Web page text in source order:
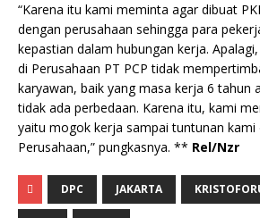
“Karena itu kami meminta agar dibuat
dengan perusahaan sehingga para
kepastian dalam hubungan kerja.
di Perusahaan PT PCP tidak
karyawan, baik yang masa kerja 6 tahun
tidak ada perbedaan. Karena itu, kami
yaitu mogok kerja sampai tuntunan kami
Perusahaan,” pungkasnya. ** Rel/Nzr
DPC JAKARTA